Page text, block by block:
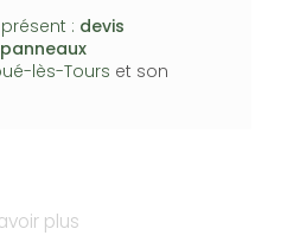
: devis
lès-Tours et son
plus